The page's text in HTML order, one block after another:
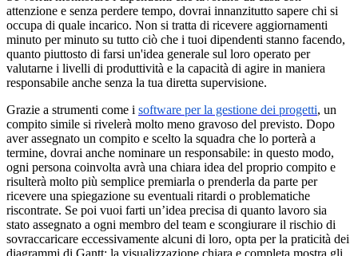
attenzione e senza perdere tempo, dovrai innanzitutto sapere chi si
occupa di quale incarico. Non si tratta di ricevere aggiornamenti
minuto per minuto su tutto ciò che i tuoi dipendenti stanno facendo,
quanto piuttosto di farsi un'idea generale sul loro operato per
valutarne i livelli di produttività e la capacità di agire in maniera
responsabile anche senza la tua diretta supervisione.
Grazie a strumenti come i software per la gestione dei progetti, un
compito simile si rivelerà molto meno gravoso del previsto. Dopo
aver assegnato un compito e scelto la squadra che lo porterà a
termine, dovrai anche nominare un responsabile: in questo modo,
ogni persona coinvolta avrà una chiara idea del proprio compito e
risulterà molto più semplice premiarla o prenderla da parte per
ricevere una spiegazione su eventuali ritardi o problematiche
riscontrate. Se poi vuoi farti un’idea precisa di quanto lavoro sia
stato assegnato a ogni membro del team e scongiurare il rischio di
sovraccaricare eccessivamente alcuni di loro, opta per la praticità dei